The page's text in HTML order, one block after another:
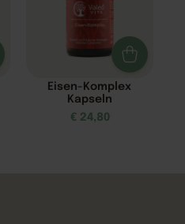
Eisen-Komplex
Kapseln
€ 24,80